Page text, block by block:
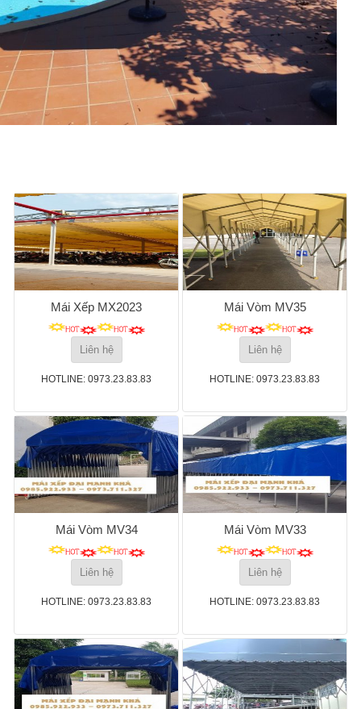
Mái Xếp MX2023
Liên hệ
HOTLINE: 0973.23.83.83
Mái Vòm MV35
Liên hệ
HOTLINE: 0973.23.83.83
Mái Vòm MV34
Liên hệ
HOTLINE: 0973.23.83.83
Mái Vòm MV33
Liên hệ
HOTLINE: 0973.23.83.83